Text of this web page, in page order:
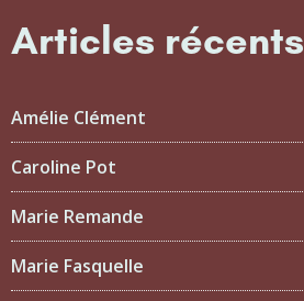
Articles récents
Amélie Clément
Caroline Pot
Marie Remande
Marie Fasquelle